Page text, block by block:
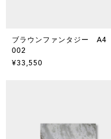
ブラウンファンタジー A4
002
¥33,550